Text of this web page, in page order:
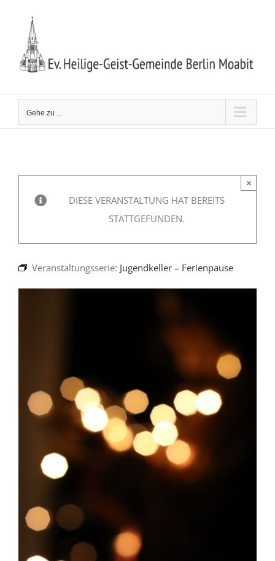
springen
Gehe zu ...
DIESE VERANSTALTUNG HAT BEREITS
STATTGEFUNDEN.
×
Veranstaltungsserie: Jugendkeller – Ferienpause